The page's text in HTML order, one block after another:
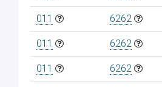
011 6262
011 6262
011 6262